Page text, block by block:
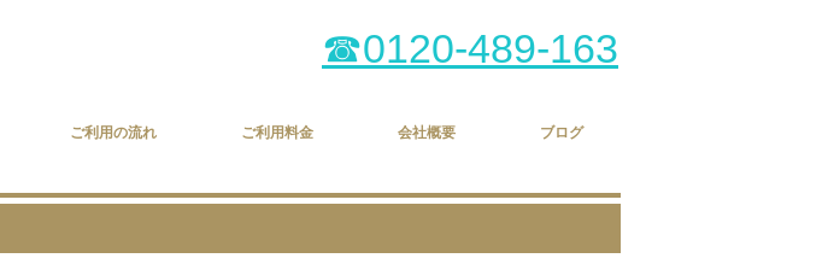
☎0120-489-163
ご利用の流れ ご利用料金 会社概要 ブログ